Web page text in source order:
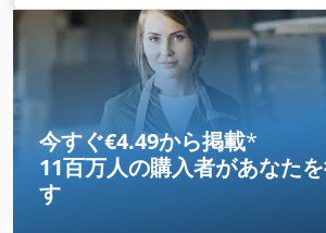
刃：400mm
今すぐ€4.49から掲載*
11百万人の購入者があなた
す